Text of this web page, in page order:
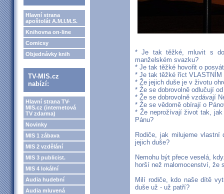
Hlavní strana
apoštolát A.M.I.M.S.
Knihovna on-line
Comicsy
Objednávky knih
TV-MIS.cz
nabízí:
Hlavní strana TV-
MIS.cz (internetová
TV zdarma)
Novinky
MIS 1 zábava
MIS 2 vzdělání
MIS 3 publicist.
MIS 4 lokální
Audia hudební
Audia mluvená
* Je tak těžké, mluvit s
manželském svazku?
* Je tak těžké hovořit o
* Je tak těžké říct
* Že jejich duše je v životu
* Že se dobrovolně odlučují
* Že se dobrovolně vzdávají
* Že se vědomě obírají o
* Že neprožívají život tak,
Pánu?
Rodiče, jak milujeme
jejich duše?
Nemohu být přece veselá,
horší než malomocenství, že
Milí rodiče, kdo naše dítě
duše už - už patří?